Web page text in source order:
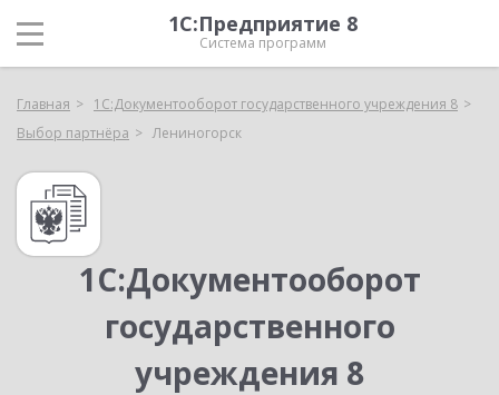
1С:Предприятие 8
Система программ
Главная
1С:Документооборот государственного учреждения 8
Выбор партнёра
Лениногорск
1С:Документооборот
государственного
учреждения 8